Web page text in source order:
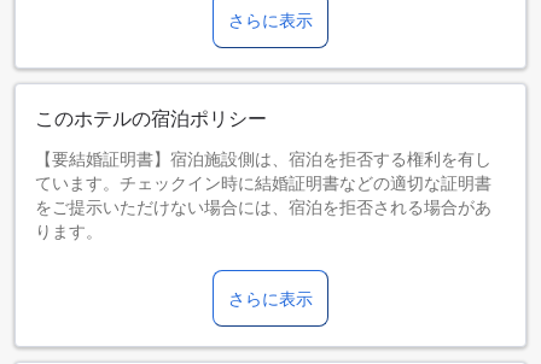
さらに表示
このホテルの宿泊ポリシー
【要結婚証明書】宿泊施設側は、宿泊を拒否する権利を有し
ています。チェックイン時に結婚証明書などの適切な証明書
をご提示いただけない場合には、宿泊を拒否される場合があ
ります。
添い寝の場合は宿泊無料です。＜ご注意＞ベビーベッドのご
利用には追加料金が発生する場合があります。また、利用可
否は空き状況によります。
さらに表示